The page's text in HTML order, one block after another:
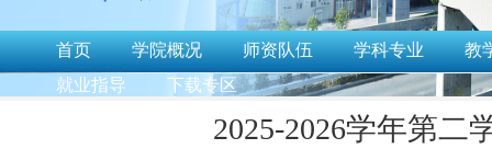
首页 学院概况 师资队伍 学科专业
教
就业指导
下载专区
2025-2026学年第二